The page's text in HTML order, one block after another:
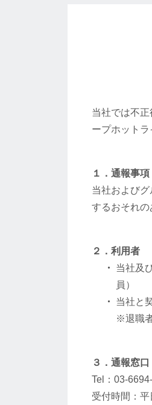
当社では不
ープホットラ
１．通報事項
当社および
するおそれの
２．利用者
当社及
員）
当社と
※退職
３．通報窓口
Tel：03-
受付時間：